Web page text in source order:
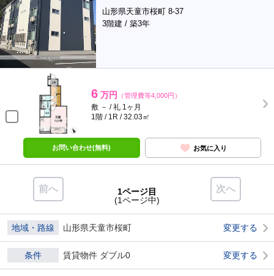
山形県天童市桜町 8-37
3階建 / 築3年
6 万円 （管理費等4,000円）
敷 － / 礼 1ヶ月
1階 / 1R / 32.03㎡
お問い合わせ(無料) お気に入り
前へ 次へ
1ページ目
(1ページ中)
地域・路線 山形県天童市桜町 変更する
条件 賃貸物件 ダブル0 変更する